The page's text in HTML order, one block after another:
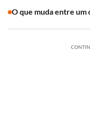
O que muda entre um